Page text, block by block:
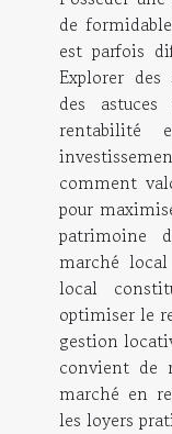
de
est parfois
Explorer
des astuces
rentabilité
comment
pour
patrimoine
marché
local
optimiser le
gestion
convient de
marché en
les loyers